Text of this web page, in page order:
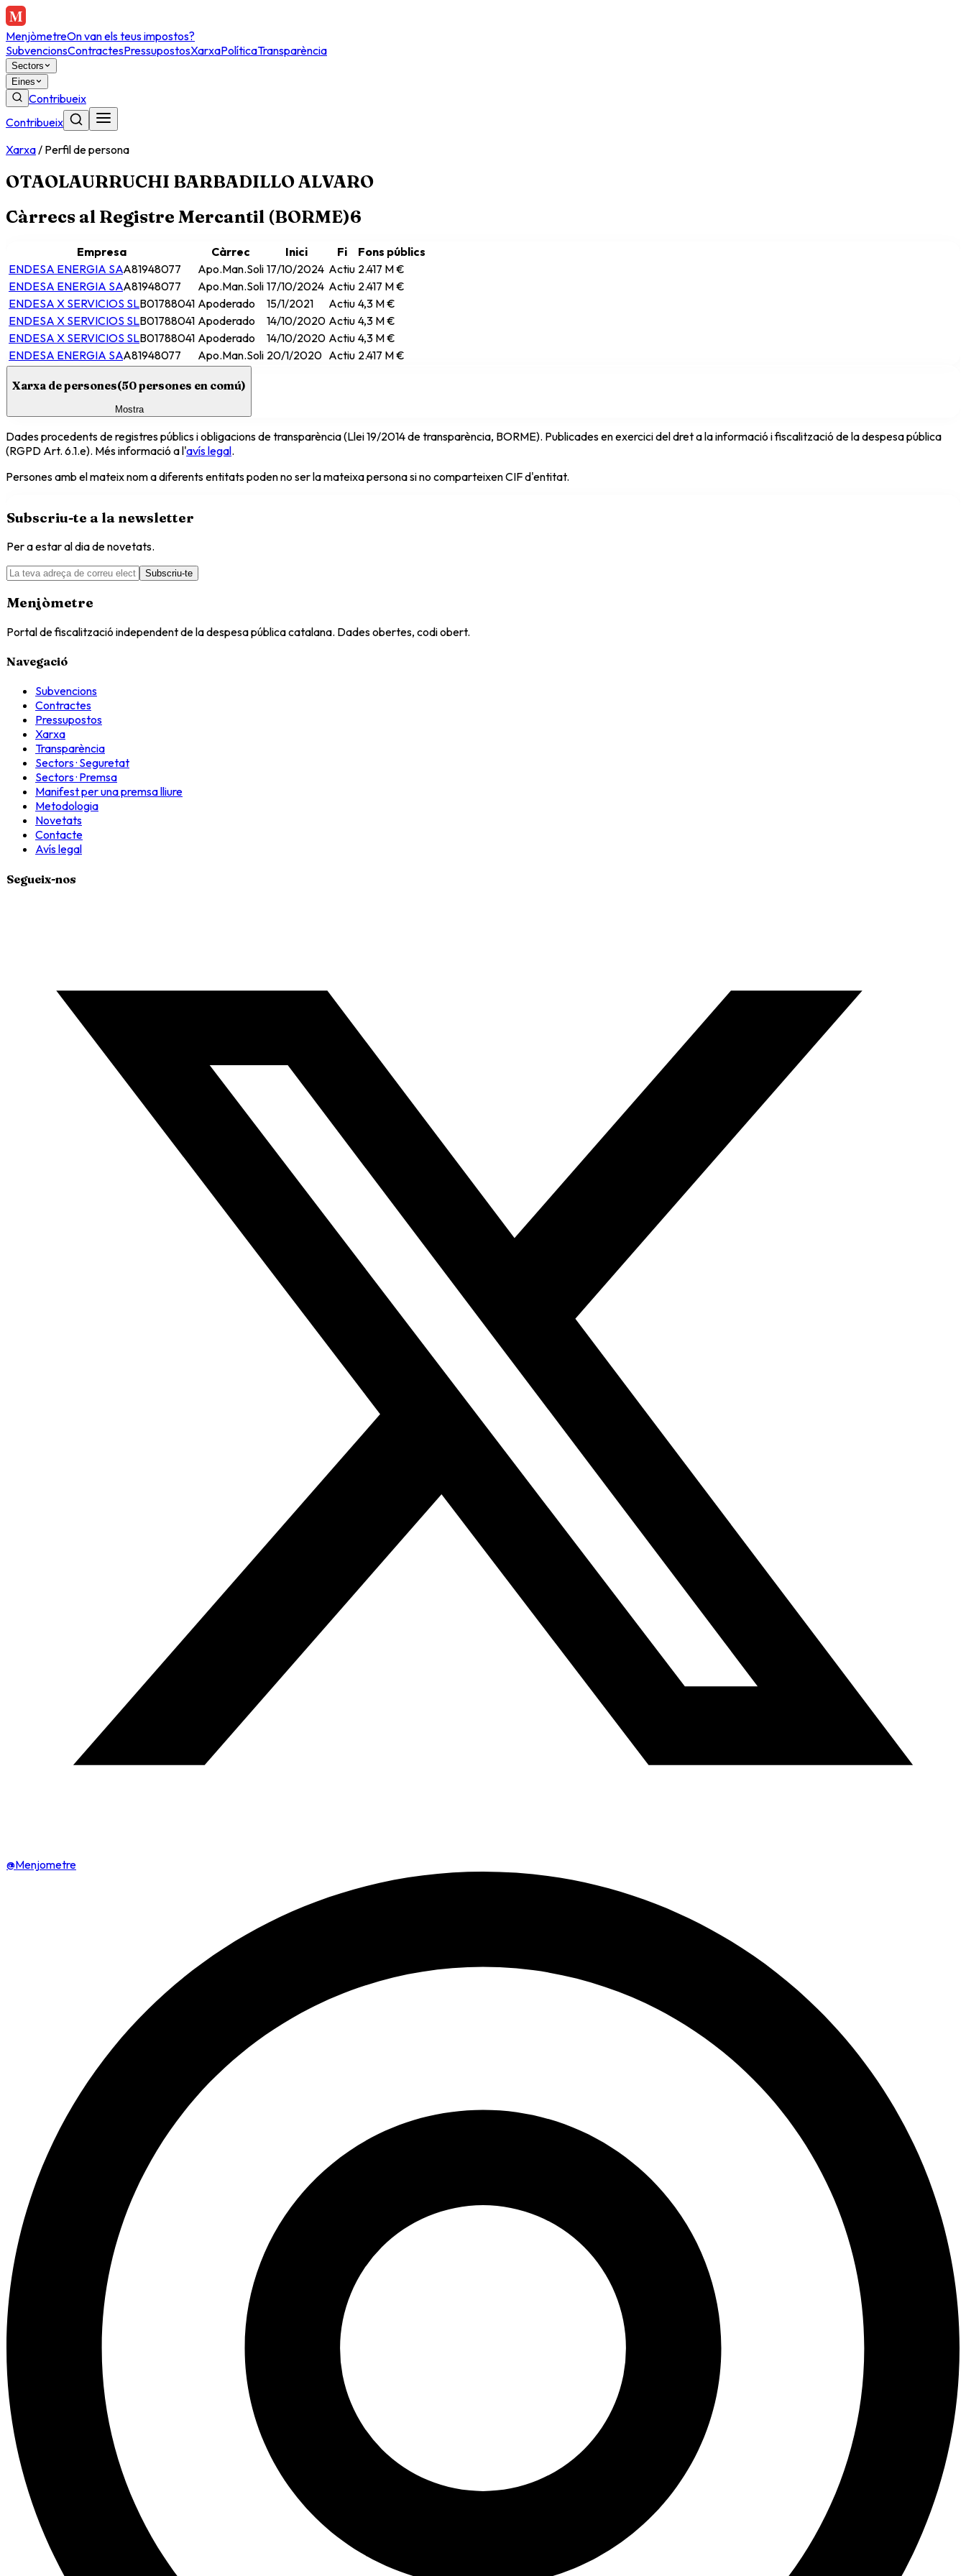
MenjòmetreOn van els teus impostos?
SubvencionsContractesPressupostosXarxaPolíticaTransparència
Sectors
Eines
Contribueix
Contribueix
Xarxa/ Perfil de persona
OTAOLAURRUCHI BARBADILLO ALVARO
Càrrecs al Registre Mercantil (BORME)6
Empresa Càrrec Inici Fi
Fons públics
ENDESA ENERGIA SAA81948077 Apo.Man.Soli 17/10/2024 Actiu 2.417 M €
ENDESA ENERGIA SAA81948077 Apo.Man.Soli 17/10/2024 Actiu 2.417 M €
ENDESA X SERVICIOS SLB01788041 Apoderado 15/1/2021 Actiu 4,3 M €
ENDESA X SERVICIOS SLB01788041 Apoderado 14/10/2020 Actiu 4,3 M €
ENDESA X SERVICIOS SLB01788041 Apoderado 14/10/2020 Actiu 4,3 M €
ENDESA ENERGIA SAA81948077 Apo.Man.Soli 20/1/2020 Actiu 2.417 M €
Xarxa de persones(50persones en comú)
Mostra
Dades procedents de registres públics i obligacions de transparència (Llei 19/2014 de transparència, BORME). Publicades en exercici del dret a la informació i fiscalització de la despesa pública
(RGPD Art. 6.1.e). Més informació a l'avís legal.
Persones amb el mateix nom a diferents entitats poden no ser la mateixa persona si no comparteixen CIF d'entitat.
Subscriu-te a la newsletter
Per a estar al dia de novetats.
Subscriu-te
Menjòmetre
Portal de fiscalització independent de la despesa pública catalana. Dades obertes, codi obert.
Navegació
Subvencions
Contractes
Pressupostos
Xarxa
Transparència
Sectors · Seguretat
Sectors · Premsa
Manifest per una premsa lliure
Metodologia
Novetats
Contacte
Avís legal
Segueix-nos
@Menjometre